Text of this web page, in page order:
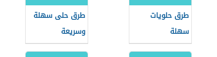
طرق حلويات
سهلة
طرق حلى سهلة
وسريعة